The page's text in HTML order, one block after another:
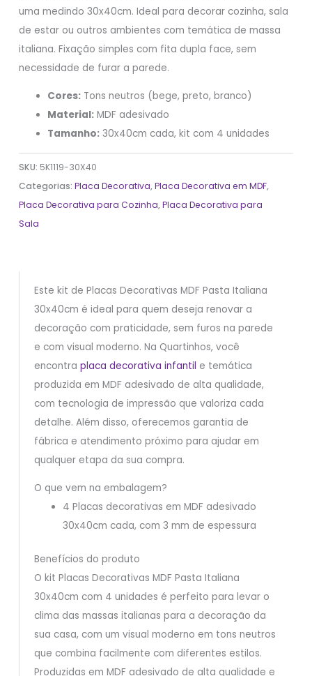
uma medindo 30x40cm. Ideal para decorar cozinha, sala
de estar ou outros ambientes com temática de massa
italiana. Fixação simples com fita dupla face, sem
necessidade de furar a parede.
Cores: Tons neutros (bege, preto, branco)
Material: MDF adesivado
Tamanho: 30x40cm cada, kit com 4 unidades
SKU: 5K1119-30X40
Categorias:Placa Decorativa,Placa Decorativa em MDF,
Placa Decorativa para Cozinha,Placa Decorativa para
Sala
Este kit de Placas Decorativas MDF Pasta Italiana
30x40cm é ideal para quem deseja renovar a
decoração com praticidade, sem furos na parede
e com visual moderno. Na Quartinhos, você
encontra placa decorativa infantil e temática
produzida em MDF adesivado de alta qualidade,
com tecnologia de impressão que valoriza cada
detalhe. Além disso, oferecemos garantia de
fábrica e atendimento próximo para ajudar em
qualquer etapa da sua compra.
O que vem na embalagem?
4 Placas decorativas em MDF adesivado
30x40cm cada, com 3 mm de espessura
Benefícios do produto
O kit Placas Decorativas MDF Pasta Italiana
30x40cm com 4 unidades é perfeito para levar o
clima das massas italianas para a decoração da
sua casa, com um visual moderno em tons neutros
que combina facilmente com diferentes estilos.
Produzidas em MDF adesivado de alta qualidade e